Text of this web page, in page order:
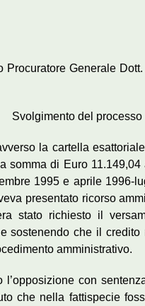
Procuratore Generale
Svolgimento del processo
la cartella
somma di Euro
1995 e aprile 1996-
presentato ricorso
stato richiesto il
sostenendo che il
amministrativo.
l’opposizione con
che nella fattispecie